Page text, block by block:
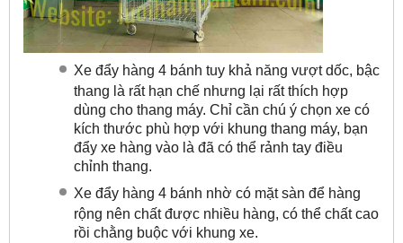
Xe đẩy hàng 4 bánh tuy khả năng vượt dốc, bậc
thang là rất hạn chế nhưng lại rất thích hợp
dùng cho thang máy. Chỉ cần chú ý chọn xe có
kích thước phù hợp với khung thang máy, bạn
đẩy xe hàng vào là đã có thể rảnh tay điều
chỉnh thang.
Xe đẩy hàng 4 bánh nhờ có mặt sàn để hàng
rộng nên chất được nhiều hàng, có thể chất cao
rồi chằng buộc với khung xe.